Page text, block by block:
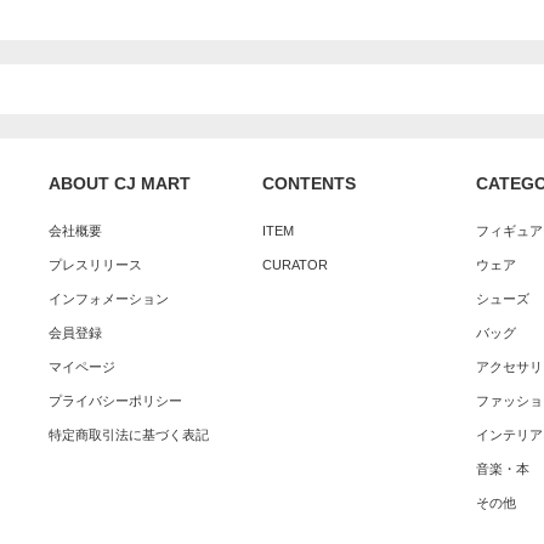
ABOUT CJ MART
会社概要
プレスリリース
インフォメーション
会員登録
マイページ
プライバシーポリシー
特定商取引法に基づく表記
CONTENTS
ITEM
CURATOR
フィギュ
ウェア
シューズ
バッグ
アクセサ
ファッシ
インテリア
音楽・本
その他